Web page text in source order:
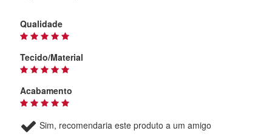
Qualidade
Tecido/Material
Acabamento
Sim, recomendaria este produto a um amigo